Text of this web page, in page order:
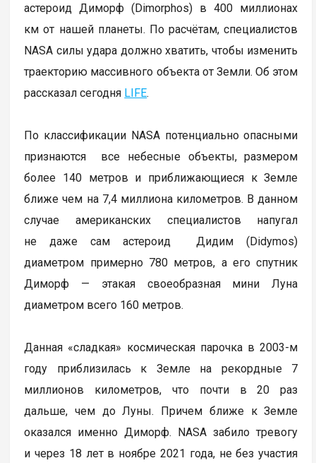
астероид Диморф (Dimorphos) в 400 миллионах
км от нашей планеты. По расчётам, специалистов
NASA силы удара должно хватить, чтобы изменить
траекторию массивного объекта от Земли. Об этом
рассказал сегодня LIFE.
По классификации NASA потенциально опасными
признаются все небесные объекты, размером
более 140 метров и приближающиеся к Земле
ближе чем на 7,4 миллиона километров. В данном
случае американских специалистов напугал
не даже сам астероид Дидим (Didymos)
диаметром примерно 780 метров, а его спутник
Диморф — этакая своеобразная мини Луна
диаметром всего 160 метров.
Данная «сладкая» космическая парочка в 2003-м
году приблизилась к Земле на рекордные 7
миллионов километров, что почти в 20 раз
дальше, чем до Луны. Причем ближе к Земле
оказался именно Диморф. NASA забило тревогу
и через 18 лет в ноябре 2021 года, не без участия